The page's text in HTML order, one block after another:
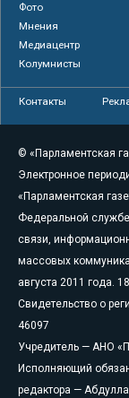
Фото
Мнения
Медиацентр
Колумнисты
Контакты
© «Парламентская
Электронное
«Парламентская
Федеральной
связи,
массовых
августа 2011 года.
Свидетельство о
46097
Учредитель — АНО
Исполняющий
редактора —